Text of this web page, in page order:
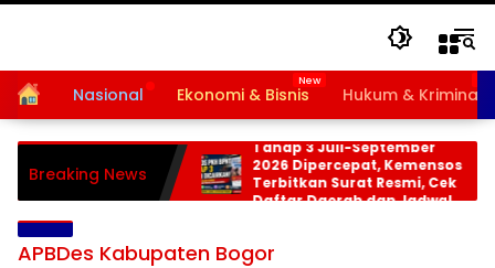
HomeNasional Ekonomi & Bisnis Hukum & Kriminal
Breaking News
Bansos PKH dan BPNT
Tahap 3 Juli-September
2026 Dipercepat, Kemensos
Terbitkan Surat Resmi, Cek
Daftar Daerah dan Jadwal
APBDes Kabupaten Bogor